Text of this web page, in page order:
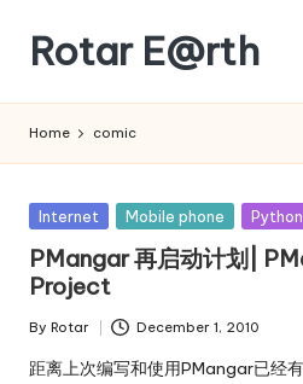
content
Rotar E@rth
Home comic
Posted
Internet Mobile phone Python
PMangar 再启动计划|
Project
Posted
by
By Rotar December 1, 2010
距离上次编写和使用PMangar已经